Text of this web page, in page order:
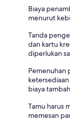
Biaya
menurut
Tanda
dan kartu
diperlukan
Pemenuhan
biaya
Tamu harus
memesan